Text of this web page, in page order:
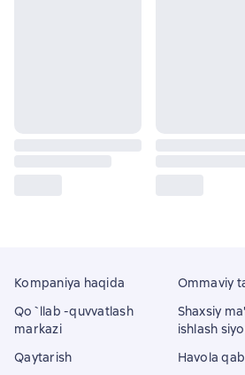
Kompaniya haqida
Qo`llab -quvvatlash
markazi
Qaytarish
Ommaviy
Shaxsiy
ishlash
Havola